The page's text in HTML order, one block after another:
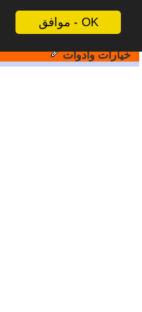
موافق - OK
خيارات وادوات